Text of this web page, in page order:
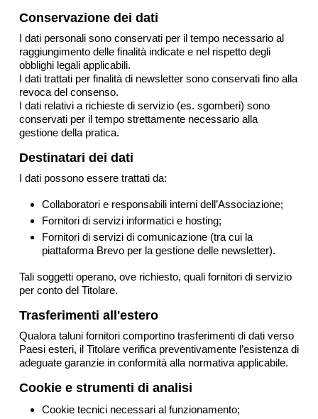
Conservazione dei dati
I dati personali sono conservati per il tempo necessario al
raggiungimento delle finalità indicate e nel rispetto degli
obblighi legali applicabili.
I dati trattati per finalità di newsletter sono conservati fino alla
revoca del consenso.
I dati relativi a richieste di servizio (es. sgomberi) sono
conservati per il tempo strettamente necessario alla
gestione della pratica.
Destinatari dei dati
I dati possono essere trattati da:
Collaboratori e responsabili interni dell’Associazione;
Fornitori di servizi informatici e hosting;
Fornitori di servizi di comunicazione (tra cui la
piattaforma Brevo per la gestione delle newsletter).
Tali soggetti operano, ove richiesto, quali fornitori di servizio
per conto del Titolare.
Trasferimenti all'estero
Qualora taluni fornitori comportino trasferimenti di dati verso
Paesi esteri, il Titolare verifica preventivamente l’esistenza di
adeguate garanzie in conformità alla normativa applicabile.
Cookie e strumenti di analisi
Cookie tecnici necessari al funzionamento;